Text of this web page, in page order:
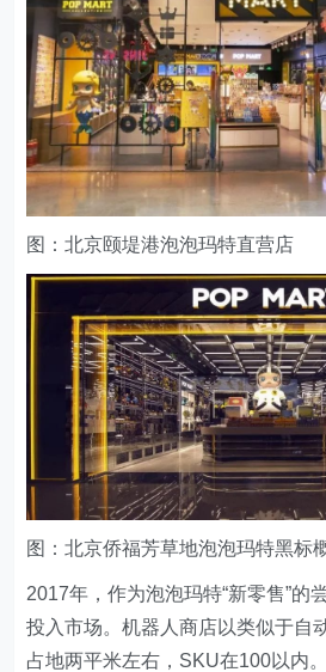
图：北京颐堤港泡泡玛特直营店
图：北京侨福芳草地泡泡玛特黑标
2017年，作为泡泡玛特“新零售”的
投入市场。机器人商店以类似于自
占地两平米左右，SKU在100以内